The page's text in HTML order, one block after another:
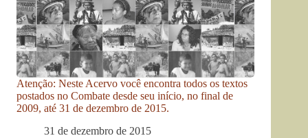
Atenção: Neste Acervo você encontra todos os textos
postados no Combate desde seu início, no final de
2009, até 31 de dezembro de 2015.
31 de dezembro de 2015